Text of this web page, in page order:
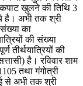
कपाट खुलने की तिथि 3
है। अभी तक श्री
का
की संख्या
तीर्थयात्रियों की
है। रविवार शाम
तथा गंगोत्री
से अभी तक श्री